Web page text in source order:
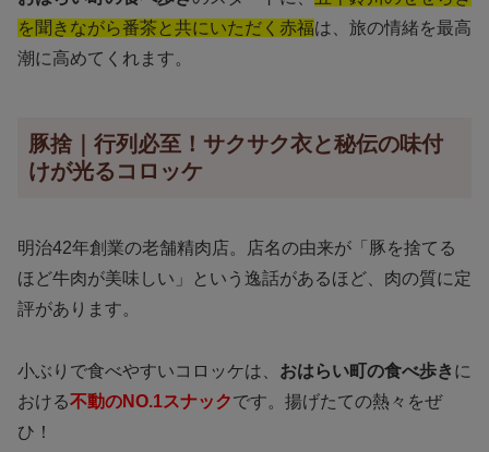
を聞きながら番茶と共にいただく赤福は、旅の情緒を最高
潮に高めてくれます。
豚捨｜行列必至！サクサク衣と秘伝の味付
けが光るコロッケ
明治42年創業の老舗精肉店。店名の由来が「豚を捨てる
ほど牛肉が美味しい」という逸話があるほど、肉の質に定
評があります。
小ぶりで食べやすいコロッケは、 おはらい町の食べ歩き に
おける不動のNO.1スナックです。揚げたての熱々をぜ
ひ！